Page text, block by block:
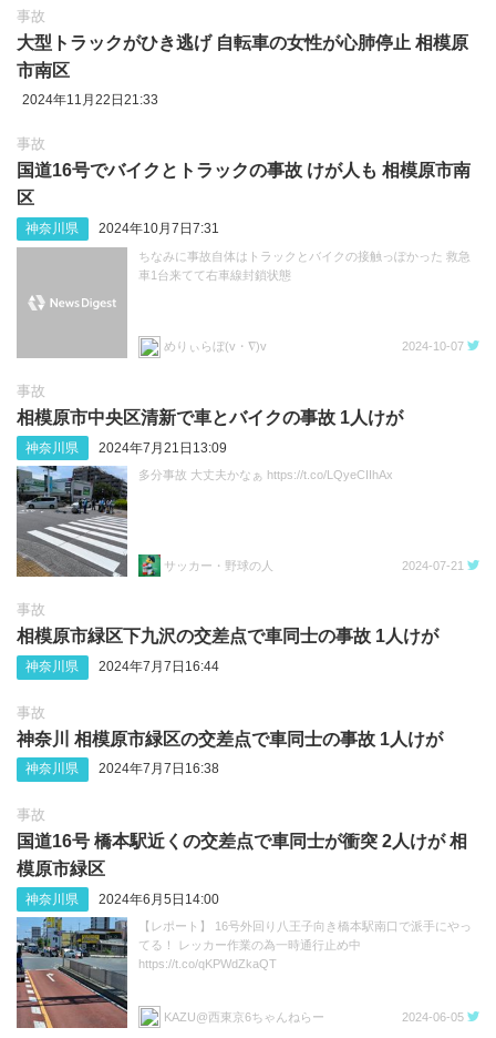
事故
大型トラックがひき逃げ 自転車の女性が心肺停止 相模原
市南区
2024年11月22日21:33
事故
国道16号でバイクとトラックの事故 けが人も 相模原市南
区
神奈川県 2024年10月7日7:31
ちなみに事故自体はトラックとバイクの接触っぽかった 救急
車1台来てて右車線封鎖状態
めりぃらぼ(v・∇)v 2024-10-07
事故
相模原市中央区清新で車とバイクの事故 1人けが
神奈川県 2024年7月21日13:09
多分事故 大丈夫かなぁ https://t.co/LQyeCIIhAx
サッカー・野球の人 2024-07-21
事故
相模原市緑区下九沢の交差点で車同士の事故 1人けが
神奈川県 2024年7月7日16:44
事故
神奈川 相模原市緑区の交差点で車同士の事故 1人けが
神奈川県 2024年7月7日16:38
事故
国道16号 橋本駅近くの交差点で車同士が衝突 2人けが 相
模原市緑区
神奈川県 2024年6月5日14:00
【レポート】 16号外回り八王子向き橋本駅南口で派手にやっ
てる！ レッカー作業の為一時通行止め中
https://t.co/qKPWdZkaQT
KAZU@西東京6ちゃんねらー 2024-06-05